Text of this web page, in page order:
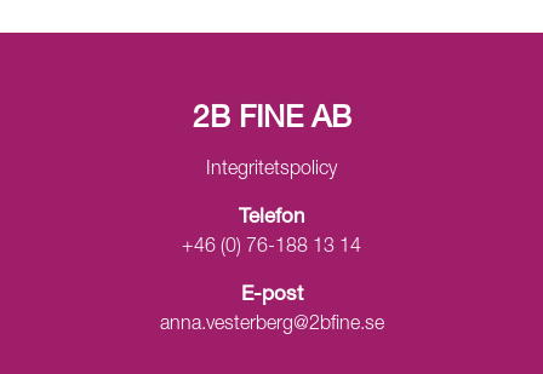
2B FINE AB
Integritetspolicy
Telefon
+46 (0) 76-188 13 14
E-post
anna.vesterberg@2bfine.se